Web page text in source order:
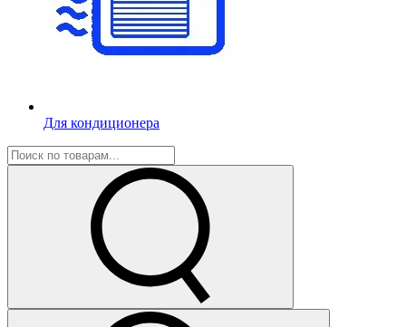
Для кондиционера